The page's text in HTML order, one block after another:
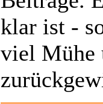
klar ist -
viel Mühe